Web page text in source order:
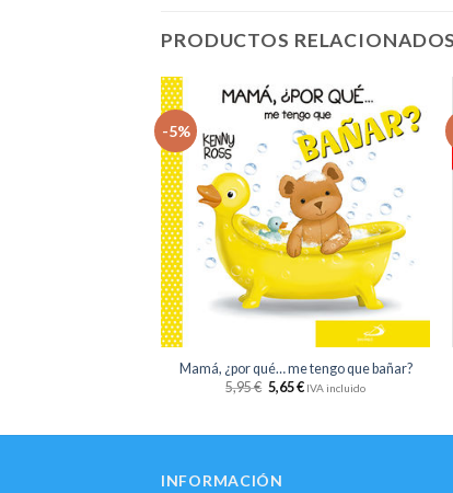
PRODUCTOS RELACIONADOS
-5%
Añadir
a la
deseos
Mamá, ¿por qué… me tengo que bañar?
5,95€ 5,65€ IVA incluido
INFORMACIÓN